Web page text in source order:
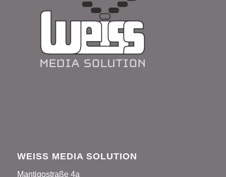
WEISS MEDIA SOLUTION
Mantigostraße 4a